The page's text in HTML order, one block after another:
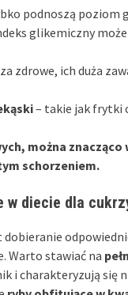
podnoszą poziom
glikemiczny
zdrowe, ich duża
– takie jak frytki
można znacząco
schorzeniem.
w diecie dla
Warto stawiać na
i charakteryzują się